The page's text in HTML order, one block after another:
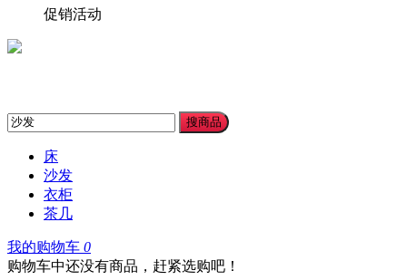
促销活动
搜商品
床
沙发
衣柜
茶几
我的购物车 0
购物车中还没有商品，赶紧选购吧！